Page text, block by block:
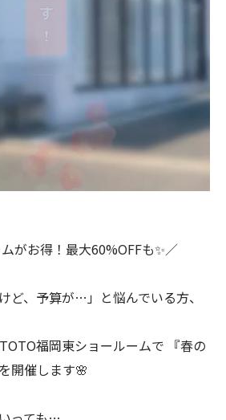
がお得！最大60%OFFも✨／
ど、予算が…」と悩んでいる方、
福岡東ショールームで 『春の
開催します🌸